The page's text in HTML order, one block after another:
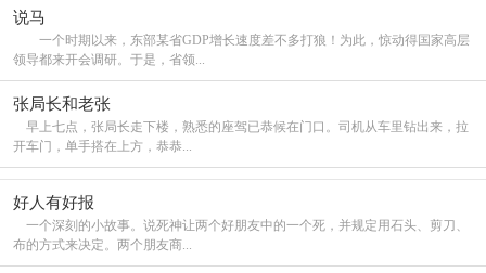
说马
一个时期以来，东部某省GDP增长速度差不多打狼！为此，惊动得国家高层
领导都来开会调研。于是，省领...
张局长和老张
早上七点，张局长走下楼，熟悉的座驾已恭候在门口。司机从车里钻出来，拉
开车门，单手搭在上方，恭恭...
好人有好报
一个深刻的小故事。说死神让两个好朋友中的一个死，并规定用石头、剪刀、
布的方式来决定。两个朋友商...